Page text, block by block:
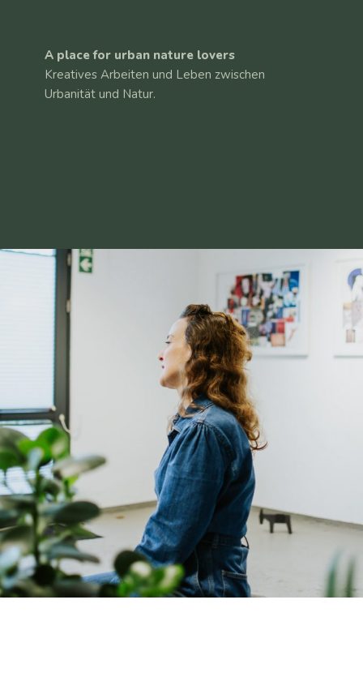
A place for urban nature lovers
Kreatives Arbeiten und Leben zwischen
Urbanität und Natur.